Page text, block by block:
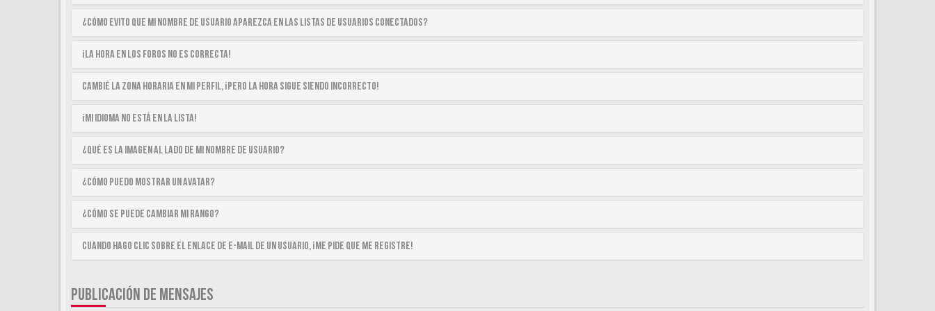
¿Cómo evito que mi nombre de usuario aparezca en las listas de usuarios conectados?
¡La hora en los foros no es correcta!
Cambié la zona horaria en mi perfil, ¡pero la hora sigue siendo incorrecto!
¡Mi idioma no está en la lista!
¿Qué es la imagen al lado de mi nombre de usuario?
¿Cómo puedo mostrar un avatar?
¿Cómo se puede cambiar mi rango?
Cuando hago clic sobre el enlace de e-mail de un usuario, ¡me pide que me registre!
PUBLICACIÓN DE MENSAJES